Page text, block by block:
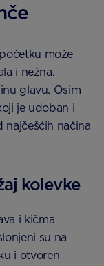
može
i nežna.
glavu. Osim
je udoban i
najčešćih načina
kolevke
i kičma
su na
i otvoren